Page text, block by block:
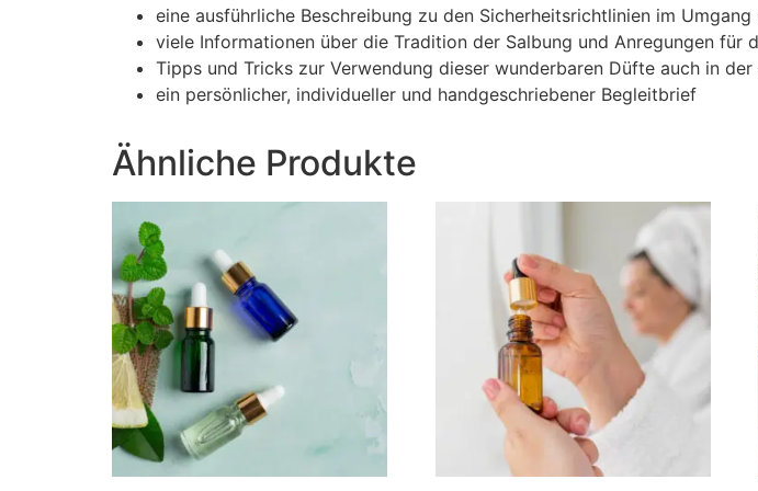
eine ausführliche Beschreibung zu den Sicherheitsrichtlinien im
viele Informationen über die Tradition der Salbung und Anregungen für
Tipps und Tricks zur Verwendung dieser wunderbaren Düfte auch in
ein persönlicher, individueller und handgeschriebener Begleitbrief
Ähnliche Produkte